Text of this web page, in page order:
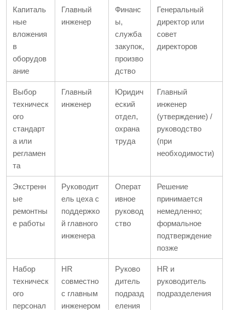
Капиталь
ные
вложения
в
оборудов
ание
Главный
инженер
Финанс
ы,
служба
закупок,
произво
дство
Генеральный
директор или
совет
директоров
Выбор
техническ
ого
стандарт
а или
регламен
та
Главный
инженер
Юридич
еский
отдел,
охрана
труда
Главный
инженер
(утверждение) /
руководство
(при
необходимости)
Экстренн
ые
ремонтны
е работы
Руководит
ель цеха с
поддержко
й главного
инженера
Операт
ивное
руковод
ство
Решение
принимается
немедленно;
формальное
подтверждение
позже
Набор
техническ
ого
персонал
HR
совместно
с главным
инженером
Руково
дитель
подразд
еления
HR и
руководитель
подразделения